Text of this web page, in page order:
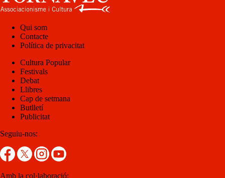
Qui som
Contacte
Política de privacitat
Cultura Popular
Festivals
Debat
Llibres
Cap de setmana
Butlletí
Publicitat
Seguiu-nos:
Amb la col·laboració: